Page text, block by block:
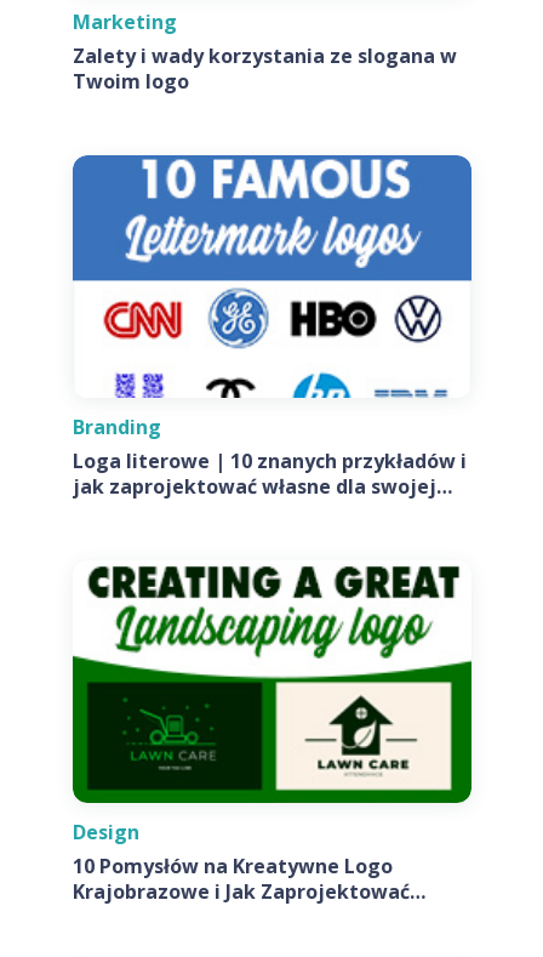
Marketing
Zalety i wady korzystania ze slogana w
Twoim logo
Branding
Loga literowe | 10 znanych przykładów i
jak zaprojektować własne dla swojej
Design
10 Pomysłów na Kreatywne Logo
Krajobrazowe i Jak Zaprojektować